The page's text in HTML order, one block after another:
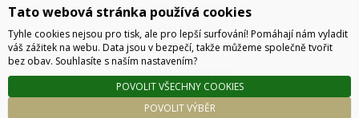
ČLÁNKY
KONTAKT
O NÁKUPU
SPRÁVA COOKIES
Tato webová stránka používá cookies
Tyhle cookies nejsou pro tisk, ale pro lepší surfování! Pomáhají nám vyladit
váš zážitek na webu. Data jsou v bezpečí, takže můžeme společně tvořit
bez obav. Souhlasíte s naším nastavením?
POVOLIT VÝBĚR
POVOLIT VŠECHNY COOKIES